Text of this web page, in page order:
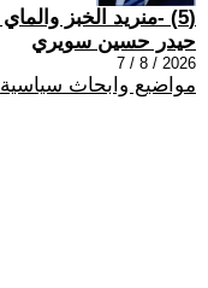
(5) -منريد الخبز والماي ... بس سالم ابو عداي-
حيدر حسين سويري
2026 / 8 / 7
مواضيع وابحاث سياسية